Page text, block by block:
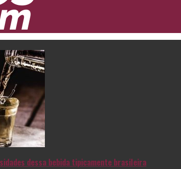
dessa bebida tipicamente brasileira